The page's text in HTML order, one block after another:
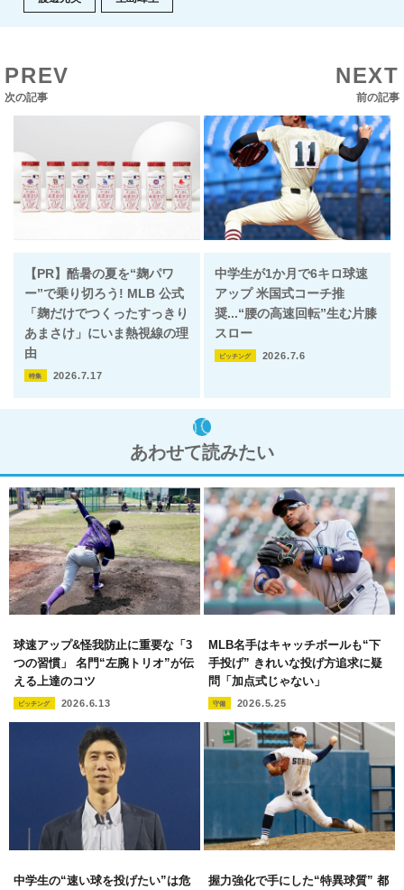
PREV
次の記事
NEXT
前の記事
【PR】酷暑の夏を“麹パワ
ー”で乗り切ろう! MLB 公式
「麹だけでつくったすっきり
あまさけ」にいま熱視線の理
由
特集 2026.7.17
中学生が1か月で6キロ球速
アップ 米国式コーチ推
奨...“腰の高速回転”生む片膝
スロー
ピッチング 2026.7.6
あわせて読みたい
球速アップ&怪我防止に重要な「3
つの習慣」 名門“左腕トリオ”が伝
える上達のコツ
ピッチング 2026.6.13
MLB名手はキャッチボールも“下
手投げ” きれいな投げ方追求に疑
問「加点式じゃない」
守備 2026.5.25
中学生の“速い球を投げたい”は危
握力強化で手にした“特異球質” 都